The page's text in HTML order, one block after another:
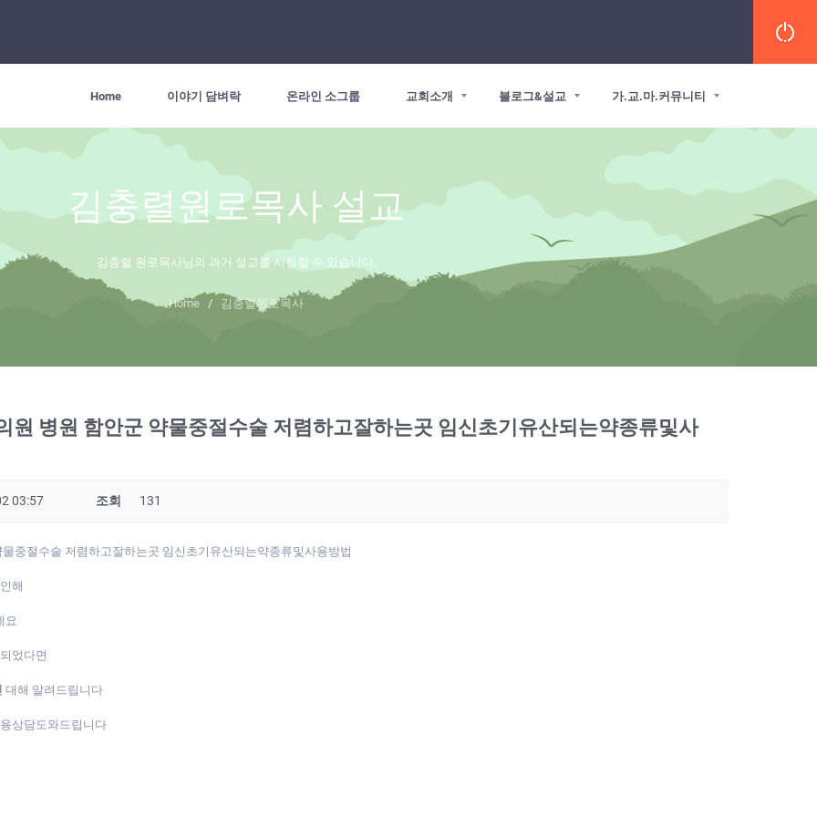
Home 이야기 담벼락 온라인 소그룹 교회소개 블로그&설교 가.교.마.커뮤니티
김충렬원로목사 설교
김충렬 원로목사님의 과거 설교를 시청할 수 있습니다.
Home / 김충렬원로목사
원 병원 함안군 약물중절수술 저렴하고잘하는곳 임신초기유산되는약종류및사
03:57 조회 131
중절수술 저렴하고잘하는곳 임신초기유산되는약종류및사용방법
해
요
었다면
대해 알려드립니다
상담도와드립니다